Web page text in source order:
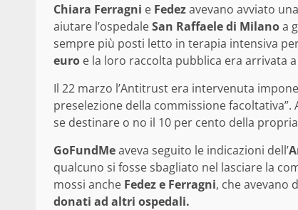
Chiara Ferragni e Fedezavevano avviato
aiutare l’ospedaleSan Raffaele di Milanoa
sempre più posti letto in terapia intensiva
euro e la loro raccolta pubblica era arrivata
Il 22 marzo l’Antitrust era intervenuta
preselezione della commissione
se destinare o no il 10 per cento della
GoFundMeaveva seguito le indicazioni dell’
qualcuno si fosse sbagliato nel lasciare la
mossi anche Fedez e Ferragni, che avevano
donati ad altri ospedali.